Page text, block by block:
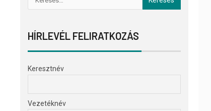
HÍRLEVÉL FELIRATKOZÁS
Keresztnév
Vezetéknév